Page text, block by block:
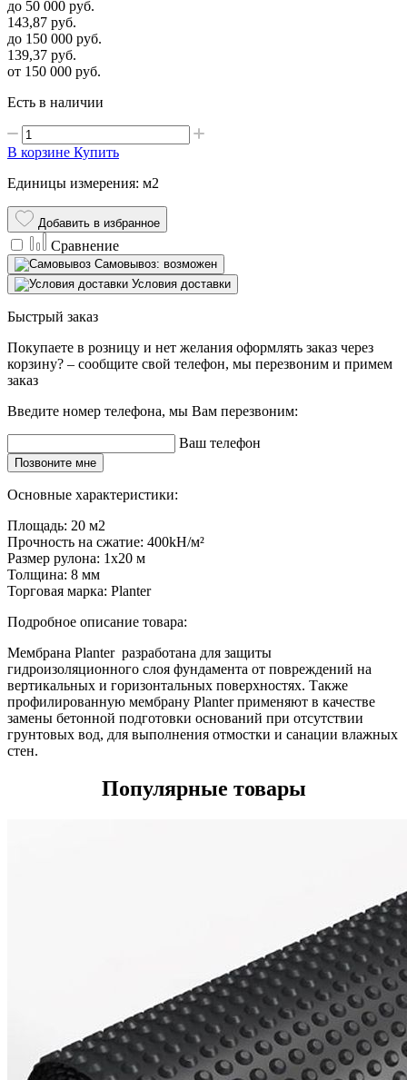
до 50 000 руб.
143,87 руб.
до 150 000 руб.
139,37 руб.
от 150 000 руб.
Есть в наличии
В корзине Купить
Единицы измерения: м2
Добавить в избранное
Сравнение
Самовывоз: возможен
Условия доставки
Быстрый заказ
Покупаете в розницу и нет желания оформлять заказ через
корзину? – сообщите свой телефон, мы перезвоним и примем
заказ
Введите номер телефона, мы Вам перезвоним:
Ваш телефон
Позвоните мне
Основные характеристики:
Площадь: 20 м2
Прочность на сжатие: 400kH/м²
Размер рулона: 1х20 м
Толщина: 8 мм
Торговая марка: Planter
Подробное описание товара:
Мембрана Planter разработана для защиты
гидроизоляционного слоя фундамента от повреждений на
вертикальных и горизонтальных поверхностях. Также
профилированную мембрану Planter применяют в качестве
замены бетонной подготовки оснований при отсутствии
грунтовых вод, для выполнения отмостки и санации влажных
стен.
Популярные товары